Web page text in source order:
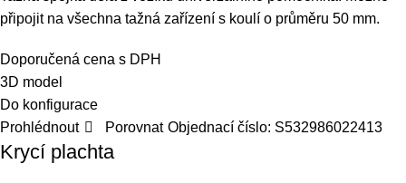
připojit na všechna tažná zařízení s koulí o průměru 50 mm.
Doporučená cena s DPH
3D model
Do konfigurace
Prohlédnout
Porovnat Objednací číslo: S532986022413
Krycí plachta